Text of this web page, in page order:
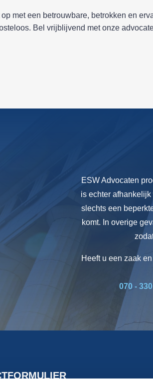
met een betrouwbare, betrokken en
Bel vrijblijvend met onze
ESW Advocaten
is echter
slechts een
komt. In overige
Heeft u een zaak
070 -